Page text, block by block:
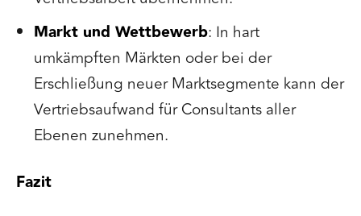
Markt und Wettbewerb: In hart
umkämpften Märkten oder bei der
Erschließung neuer Marktsegmente kann der
Vertriebsaufwand für Consultants aller
Ebenen zunehmen.
Fazit